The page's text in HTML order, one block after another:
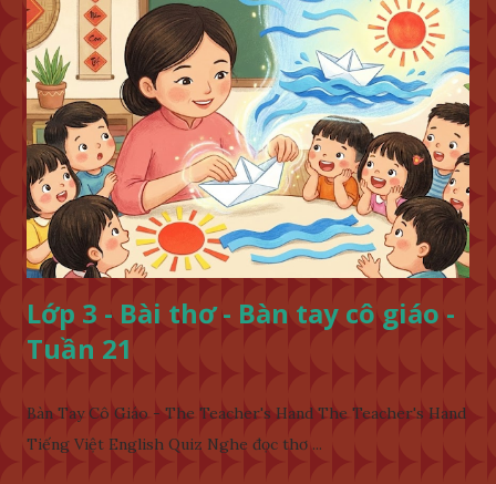
Lớp 3 - Bài thơ - Bàn tay cô giáo -
Tuần 21
Bàn Tay Cô Giáo - The Teacher's Hand The Teacher's Hand
Tiếng Việt English Quiz Nghe đọc thơ ...